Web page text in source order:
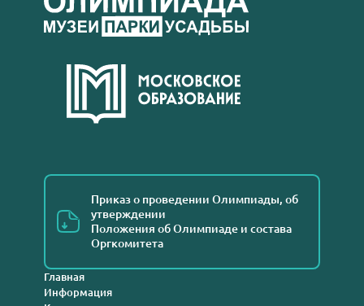
Приказ о проведении Олимпиады, об
утверждении
Положения об Олимпиаде и состава
Оргкомитета
Главная
Информация